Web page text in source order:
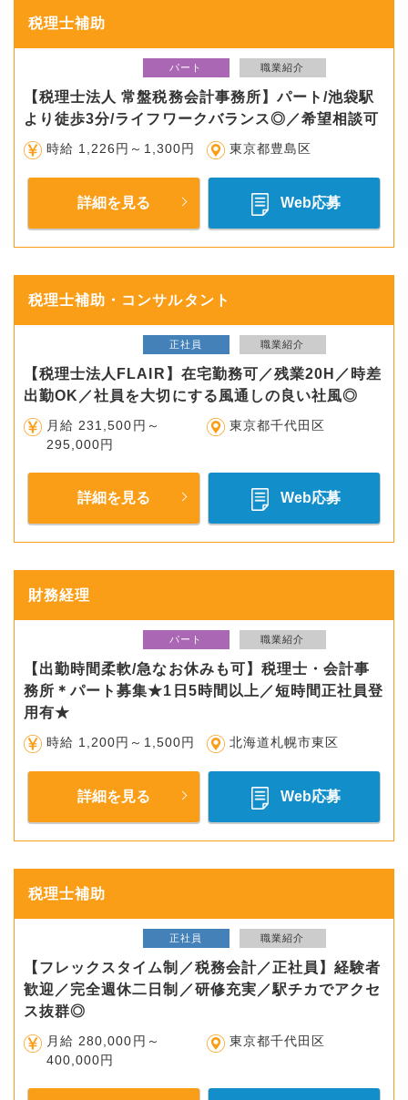
税理士補助
パート 職業紹介
【税理士法人 常盤税務会計事務所】パート/池袋駅
より徒歩3分/ライフワークバランス◎／希望相談可
時給 1,226円～1,300円 東京都豊島区
詳細を見る Web応募
税理士補助・コンサルタント
正社員 職業紹介
【税理士法人FLAIR】在宅勤務可／残業20H／時差
出勤OK／社員を大切にする風通しの良い社風◎
月給 231,500円～
295,000円
東京都千代田区
詳細を見る Web応募
財務経理
パート 職業紹介
【出勤時間柔軟/急なお休みも可】税理士・会計事
務所＊パート募集★1日5時間以上／短時間正社員登
用有★
時給 1,200円～1,500円 北海道札幌市東区
詳細を見る Web応募
税理士補助
正社員 職業紹介
【フレックスタイム制／税務会計／正社員】経験者
歓迎／完全週休二日制／研修充実／駅チカでアクセ
ス抜群◎
月給 280,000円～
400,000円
東京都千代田区